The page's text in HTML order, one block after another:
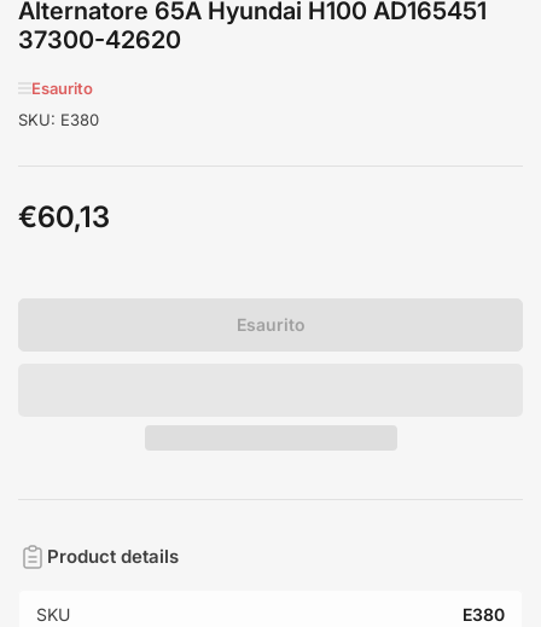
Alternatore 65A Hyundai H100 AD165451
37300-42620
Esaurito
SKU: E380
Prezzo
standard
€60,13
Esaurito
Product details
SKU E380